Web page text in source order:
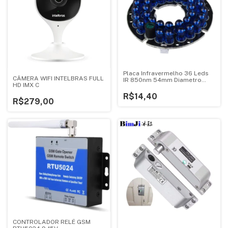
CÂMERA WIFI INTELBRAS FULL
HD IMX C
R$279,00
Placa Infravermelho 36 Leds
IR 850nm 54mm Diametro
R$14,40
CONTROLADOR RELÉ GSM